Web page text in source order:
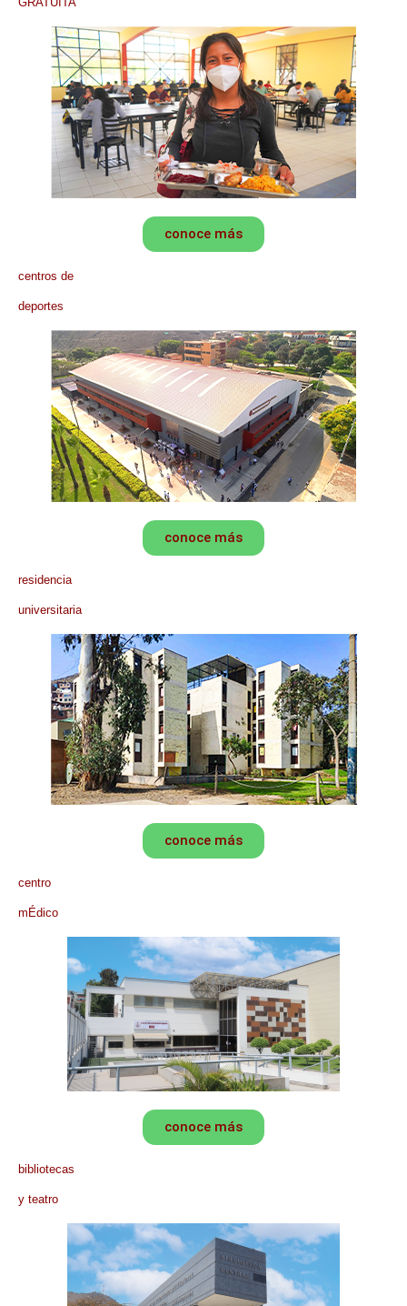
conoce más
centros de
deportes
conoce más
residencia
universitaria
conoce más
centro
mÉdico
conoce más
bibliotecas
y teatro